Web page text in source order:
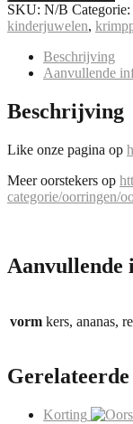
SKU: N/B Categorie:
kinderjuwelen,
Beschrijving
Aanvullende
Beschrijving
Like onze pagina op
Meer oorstekers op
categorie/oorringen/
Aanvullende
vorm kers, ananas,
Korting